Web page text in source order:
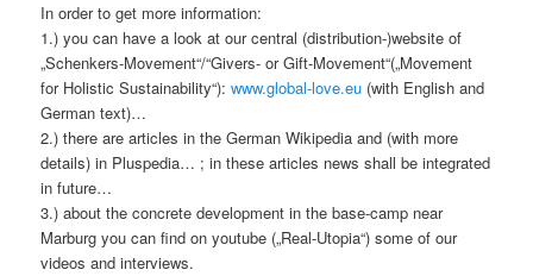
In order to get more information:
1.) you can have a look at our central (distribution-)website of
„Schenkers-Movement“/“Givers- or Gift-Movement“(„Movement
for Holistic Sustainability“):www.global-love.eu (with English and
German text)…
2.) there are articles in the German Wikipedia and (with more
details) in Pluspedia… ; in these articles news shall be integrated
in future…
3.) about the concrete development in the base-camp near
Marburg you can find on youtube („Real-Utopia“) some of our
videos and interviews.